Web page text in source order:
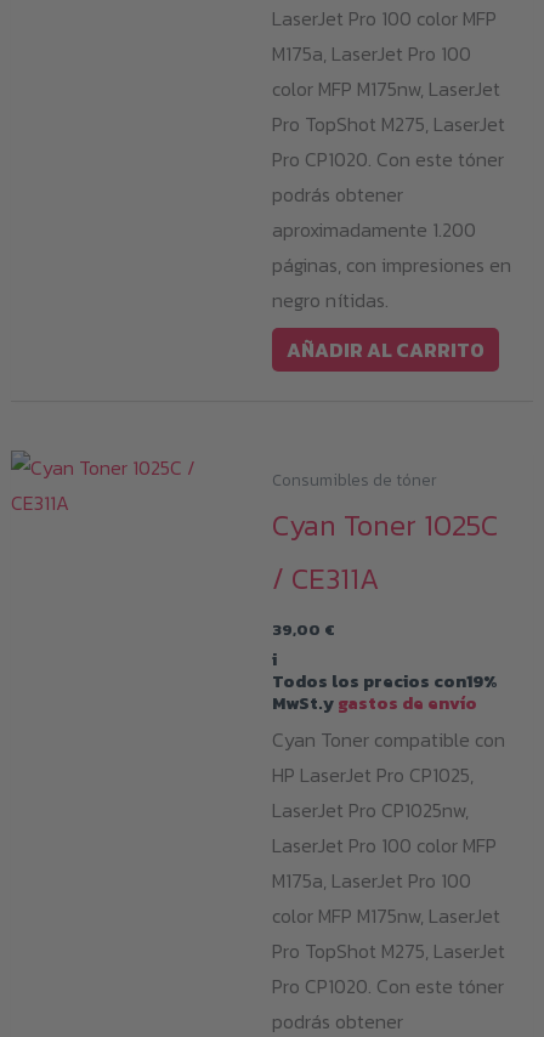
LaserJet Pro 100 color MFP
M175a, LaserJet Pro 100
color MFP M175nw, LaserJet
Pro TopShot M275, LaserJet
Pro CP1020. Con este tóner
podrás obtener
aproximadamente 1.200
páginas, con impresiones en
negro nítidas.
AÑADIR AL CARRITO
Consumibles de tóner
Cyan Toner 1025C
/ CE311A
39,00 €
i
Todos los precios con19%
MwSt.ygastos de envío
Cyan Toner compatible con
HP LaserJet Pro CP1025,
LaserJet Pro CP1025nw,
LaserJet Pro 100 color MFP
M175a, LaserJet Pro 100
color MFP M175nw, LaserJet
Pro TopShot M275, LaserJet
Pro CP1020. Con este tóner
podrás obtener